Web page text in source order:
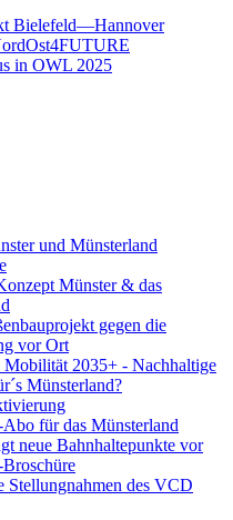
Bielefeld—Hannover
in OWL 2025
und Münsterland
Münster & das
gegen die
vor Ort
Mobilität 2035+ - Nachhaltige
Münsterland?
für das Münsterland
neue Bahnhaltepunkte vor
Stellungnahmen des VCD